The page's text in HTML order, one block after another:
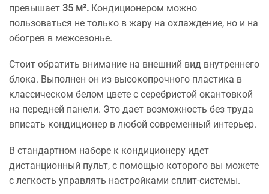
превышает 35 м². Кондиционером можно
пользоваться не только в жару на охлаждение, но и на
обогрев в межсезонье.
Стоит обратить внимание на внешний вид внутреннего
блока. Выполнен он из высокопрочного пластика в
классическом белом цвете с серебристой окантовкой
на передней панели. Это дает возможность без труда
вписать кондиционер в любой современный интерьер.
В стандартном наборе к кондиционеру идет
дистанционный пульт, с помощью которого вы можете
с легкость управлять настройками сплит-системы.